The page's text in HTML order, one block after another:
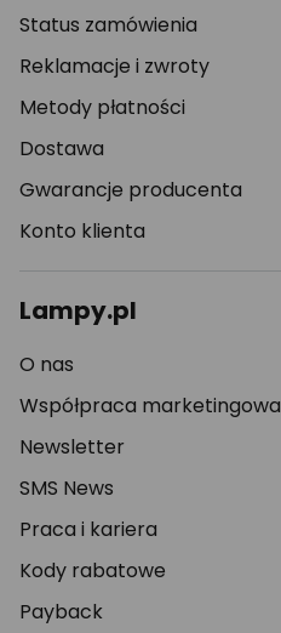
Status zamówienia
Reklamacje i zwroty
Metody płatności
Dostawa
Gwarancje producenta
Konto klienta
Lampy.pl
O nas
Współpraca marketingowa
Newsletter
SMS News
Praca i kariera
Kody rabatowe
Payback